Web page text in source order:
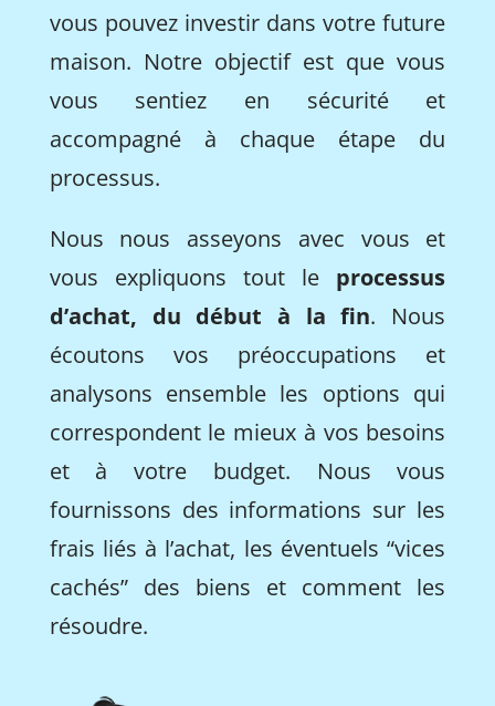
vous pouvez investir dans votre future
maison. Notre objectif est que vous
vous sentiez en sécurité et
accompagné à chaque étape du
processus.
Nous nous asseyons avec vous et
vous expliquons tout le processus
d’achat, du début à la fin. Nous
écoutons vos préoccupations et
analysons ensemble les options qui
correspondent le mieux à vos besoins
et à votre budget. Nous vous
fournissons des informations sur les
frais liés à l’achat, les éventuels “vices
cachés” des biens et comment les
résoudre.